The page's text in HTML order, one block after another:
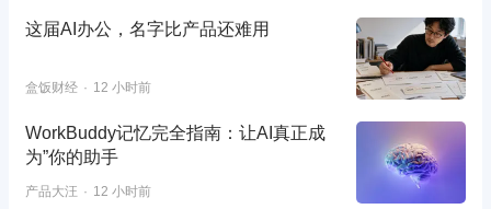
这届AI办公，名字比产品还难用
盒饭财经 12 小时前
WorkBuddy记忆完全指南：让AI真正成
为”你的助手
产品大汪 12 小时前